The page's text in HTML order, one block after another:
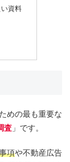
資料
めの最も重要な
査 」です。
項や不動産広告